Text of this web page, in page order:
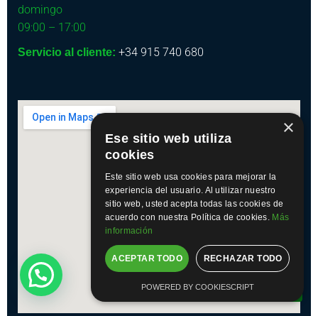
domingo
09:00 – 17:00
Servicio al cliente: +34 915 740 680
Contáctanos
×
Ese sitio web utiliza
cookies
Este sitio web usa cookies para mejorar la
experiencia del usuario. Al utilizar nuestro
sitio web, usted acepta todas las cookies de
acuerdo con nuestra Política de cookies. Más
información
ACEPTAR TODO RECHAZAR TODO
POWERED BY COOKIESCRIPT